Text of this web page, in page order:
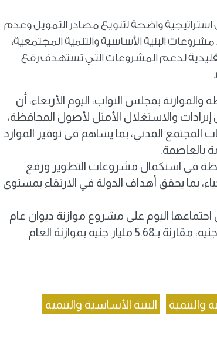
استراتيجية واضحة لتنويع مصادر التمويل وعدم
البنية الأساسية والتنمية المجتمعية،
لدعم المشروعات التي تستهدف رفع
بمجلس النواب، اليوم الأربعاء، أن
إيرادات والاستغلال الأمثل لأصول المحافظة،
المدني، بما يساهم في توفير الموارد
بالعاصمة.
في استكمال مشروعات التطوير ورفع
بما يحقق أهداف الدولة في الارتقاء بمستوى
اليوم على مشروع موازنة ديوان عام
محافظة القاهرة للعام المالي 2026/2027 بإجمالي 8 مليارات جنيه، مقارنة بـ5.68 مليار جنيه بموازنة العام
والتنمية البنية الأساسية والتنمية